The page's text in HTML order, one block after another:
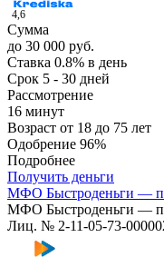
4,6
Сумма
до 30 000 руб.
Ставка 0.8% в день
Срок 5 - 30 дней
Рассмотрение
16 минут
Возраст от 18 до 75 лет
Одобрение 96%
Подробнее
Получить деньги
МФО Быстроденьги —
МФО Быстроденьги —
Лиц. № 2-11-05-73-